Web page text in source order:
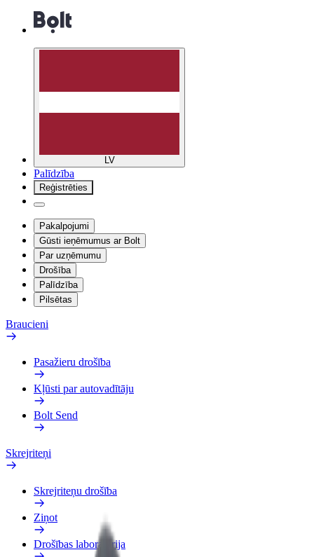
LV
Palīdzība
Reģistrēties
Pakalpojumi
Gūsti ieņēmumus ar Bolt
Par uzņēmumu
Drošība
Palīdzība
Pilsētas
Braucieni
Pasažieru drošība
Kļūsti par autovadītāju
Bolt Send
Skrejriteņi
Skrejriteņu drošība
Ziņot
Drošības laboratorija